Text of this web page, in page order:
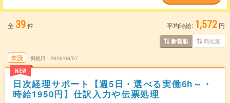
全 39件 平均時給: 1,572 円
新着順 時給順
未読
NEW
掲載日 2026/08/07
日次経理サポート【週5日・選べる実働6h～・
時給1950円】仕訳入力や伝票処理